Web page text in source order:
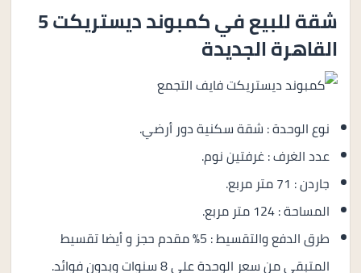
شقة للبيع في كمبوند ديستريكت 5
القاهرة الجديدة
نوع الوحدة : شقة سكنية دور أرضي.
عدد الغرف : غرفتين نوم.
جاردن : 71 متر مربع.
المساحة : 124 متر مربع.
طرق الدفع والتقسيط : 5% مقدم حجز و أيضا تقسيط
المتبقي من سعر الوحدة على 8 سنوات وبدون فوائد.